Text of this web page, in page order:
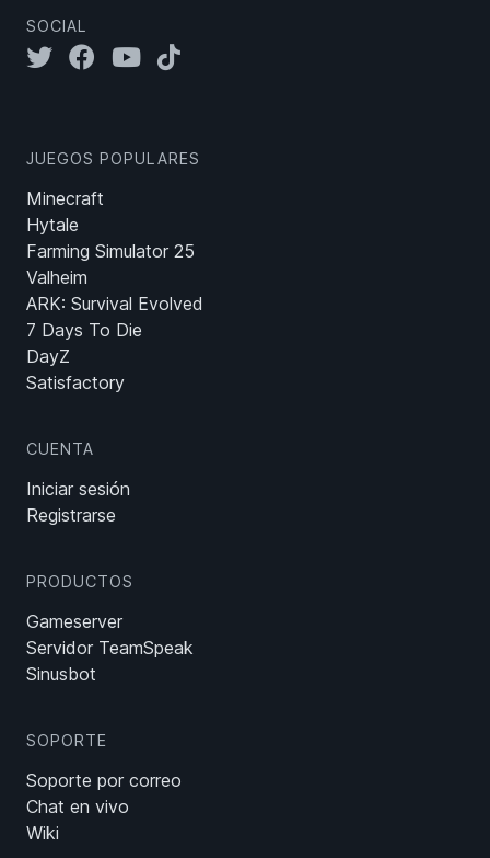
SOCIAL
JUEGOS POPULARES
Minecraft
Hytale
Farming Simulator 25
Valheim
ARK: Survival Evolved
7 Days To Die
DayZ
Satisfactory
CUENTA
Iniciar sesión
Registrarse
PRODUCTOS
Gameserver
Servidor TeamSpeak
Sinusbot
SOPORTE
Soporte por correo
Chat en vivo
Wiki